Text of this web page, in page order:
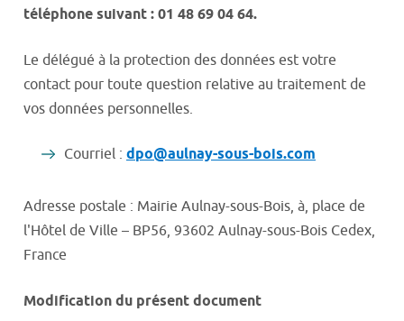
téléphone suivant : 01 48 69 04 64.
Le délégué à la protection des données est votre
contact pour toute question relative au traitement de
vos données personnelles.
Courriel : dpo@aulnay-sous-bois.com
Adresse postale : Mairie Aulnay-sous-Bois, à, place de
l'Hôtel de Ville – BP56, 93602 Aulnay-sous-Bois Cedex,
France
Modification du présent document